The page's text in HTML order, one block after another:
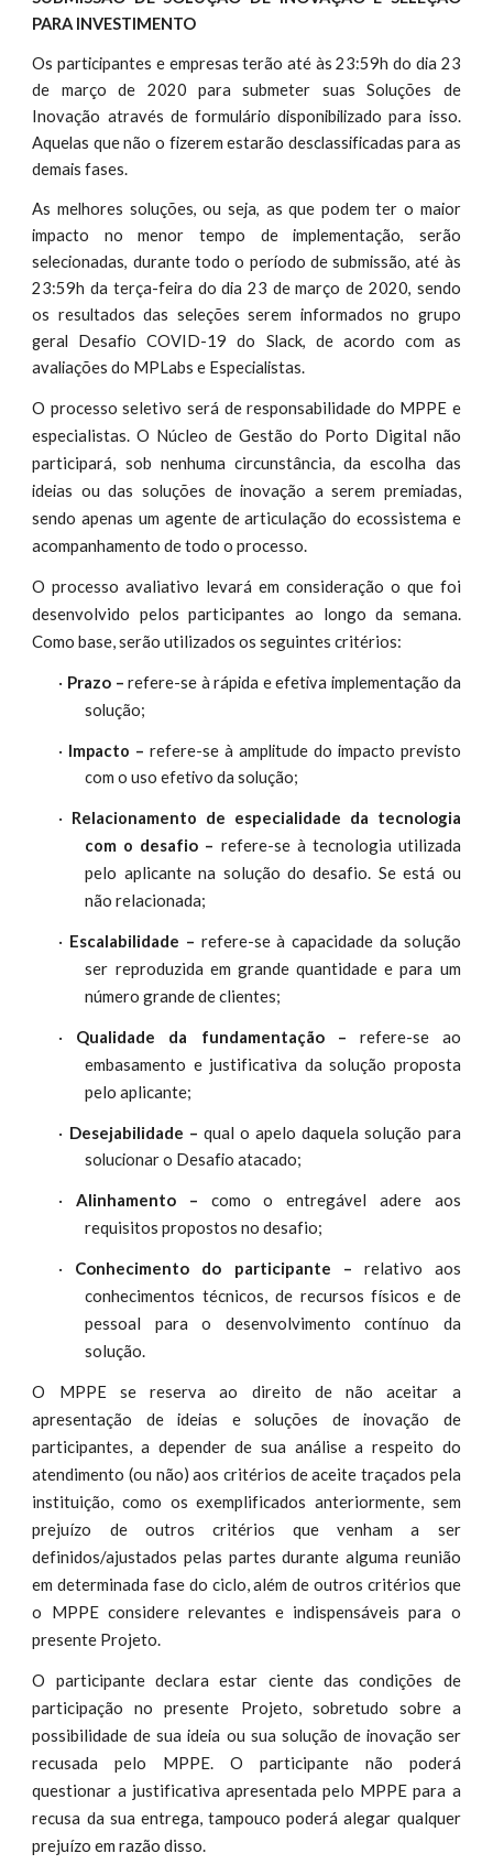
PARA INVESTIMENTO
Os participantes e empresas terão até às 23:59h do dia 23
de março de 2020 para submeter suas Soluções de
Inovação através de formulário disponibilizado para isso.
Aquelas que não o fizerem estarão desclassificadas para as
demais fases.
As melhores soluções, ou seja, as que podem ter o maior
impacto no menor tempo de implementação, serão
selecionadas, durante todo o período de submissão, até às
23:59h da terça-feira do dia 23 de março de 2020, sendo
os resultados das seleções serem informados no grupo
geral Desafio COVID-19 do Slack, de acordo com as
avaliações do MPLabs e Especialistas.
O processo seletivo será de responsabilidade do MPPE e
especialistas. O Núcleo de Gestão do Porto Digital não
participará, sob nenhuma circunstância, da escolha das
ideias ou das soluções de inovação a serem premiadas,
sendo apenas um agente de articulação do ecossistema e
acompanhamento de todo o processo.
O processo avaliativo levará em consideração o que foi
desenvolvido pelos participantes ao longo da semana.
Como base, serão utilizados os seguintes critérios:
· Prazo –refere-se à rápida e efetiva implementação da
solução;
· Impacto –refere-seà amplitude do impacto previsto
com o uso efetivo da solução;
· Relacionamento de especialidade da tecnologia
com o desafio – refere-se à tecnologia utilizada
pelo aplicante na solução do desafio. Se está ou
não relacionada;
· Escalabilidade – refere-se à capacidade da solução
ser reproduzida em grande quantidade e para um
número grande de clientes;
· Qualidade da fundamentação – refere-se ao
embasamento e justificativa da solução proposta
pelo aplicante;
· Desejabilidade – qual o apelo daquela solução para
solucionar o Desafio atacado;
·Alinhamento – como o entregável adere aos
requisitos propostos no desafio;
· Conhecimento do participante – relativo aos
conhecimentos técnicos, de recursos físicos e de
pessoal para o desenvolvimento contínuo da
solução.
O MPPEse reservaao direito de não aceitar a
apresentação deideias e soluções de inovação de
participantes,a depender de sua análise a respeito do
atendimento (ou não)aoscritérios de aceite traçados pela
instituição, como os exemplificados anteriormente, sem
prejuízo de outros critérios que venham a ser
definidos/ajustados pelas partes durante alguma reunião
em determinada fase do ciclo, além de outros critérios que
o MPPE considere relevantes e indispensáveis para o
presente Projeto.
O participante declara estar ciente das condições de
participação no presente Projeto, sobretudo sobre a
possibilidade de suaideia ou sua solução de inovação ser
recusada
pelo MPPE. O participante não poderá
questionar a justificativa apresentada pelo MPPE para a
recusa da sua entrega, tampouco poderá alegar qualquer
prejuízo em razão disso.